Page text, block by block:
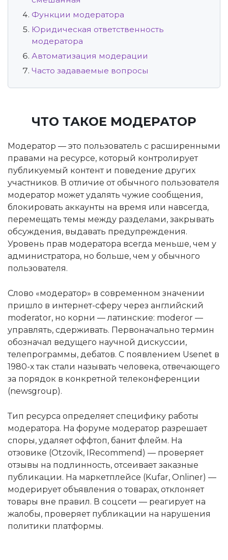
Функции модератора
Юридическая ответственность
модератора
Автоматизация модерации
Часто задаваемые вопросы
ЧТО ТАКОЕ МОДЕРАТОР
Модератор — это пользователь с расширенными
правами на ресурсе, который контролирует
публикуемый контент и поведение других
участников. В отличие от обычного пользователя
модератор может удалять чужие сообщения,
блокировать аккаунты на время или навсегда,
перемещать темы между разделами, закрывать
обсуждения, выдавать предупреждения.
Уровень прав модератора всегда меньше, чем у
администратора, но больше, чем у обычного
пользователя.
Слово «модератор» в современном значении
пришло в интернет-сферу через английский
moderator, но корни — латинские: moderor —
управлять, сдерживать. Первоначально термин
обозначал ведущего научной дискуссии,
телепрограммы, дебатов. С появлением Usenet в
1980-х так стали называть человека, отвечающего
за порядок в конкретной телеконференции
(newsgroup).
Тип ресурса определяет специфику работы
модератора. На форуме модератор разрешает
споры, удаляет оффтоп, банит флейм. На
отзовике (Otzovik, IRecommend) — проверяет
отзывы на подлинность, отсеивает заказные
публикации. На маркетплейсе (Kufar, Onliner) —
модерирует объявления о товарах, отклоняет
товары вне правил. В соцсети — реагирует на
жалобы, проверяет публикации на нарушения
политики платформы.